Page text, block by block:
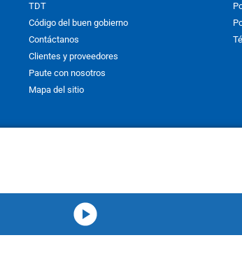
TDT
Código del buen gobierno
Contáctanos
Clientes y proveedores
Paute con nosotros
Mapa del sitio
total o parcial, así como su traducción a
without written permission is prohibited. All